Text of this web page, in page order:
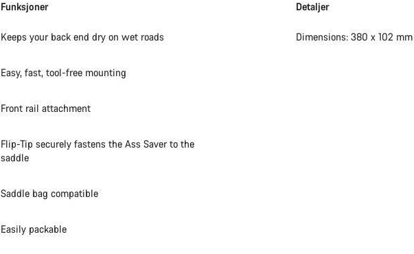
Funksjoner
Keeps your back end dry on wet roads
Easy, fast, tool-free mounting
Front rail attachment
Flip-Tip securely fastens the Ass Saver to the
saddle
Saddle bag compatible
Easily packable
Detaljer
Dimensions: 380 x 102 mm